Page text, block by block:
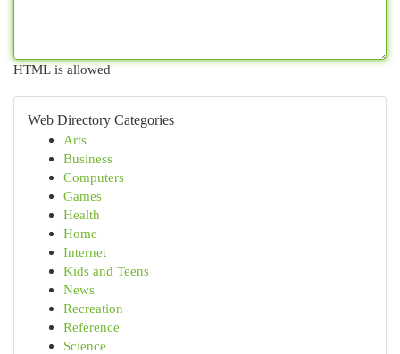
HTML is allowed
Web Directory Categories
Arts
Business
Computers
Games
Health
Home
Internet
Kids and Teens
News
Recreation
Reference
Science